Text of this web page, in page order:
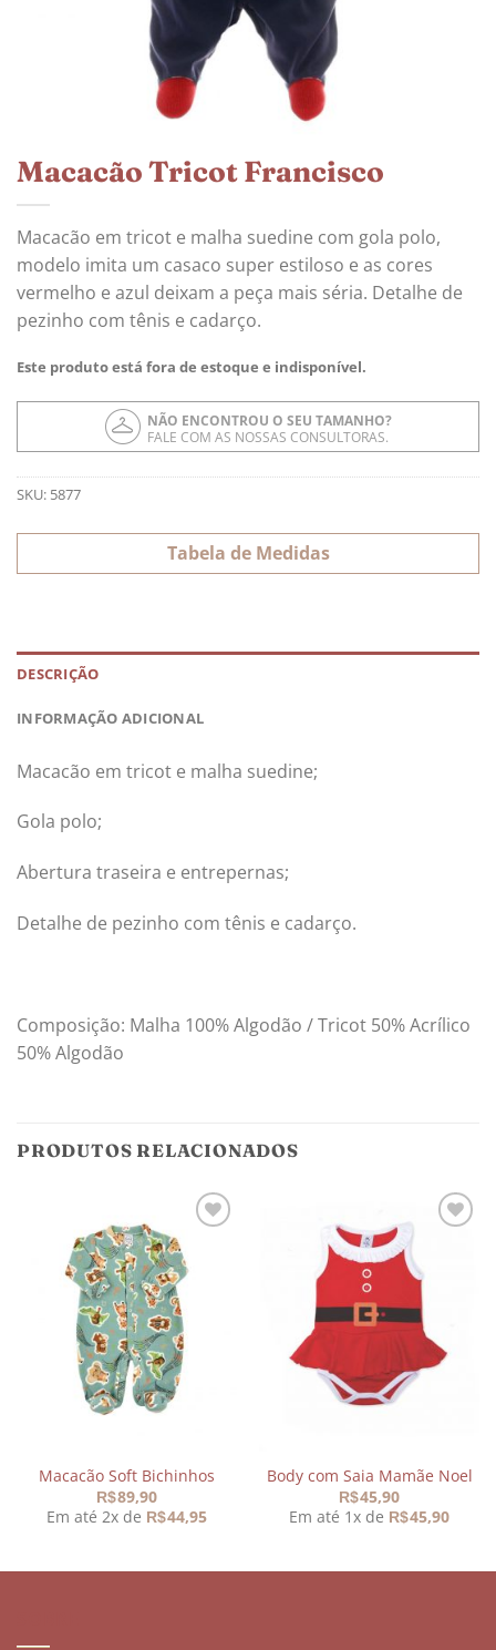
Macacão Tricot Francisco
Macacão em tricot e malha suedine com gola polo,
modelo imita um casaco super estiloso e as cores
vermelho e azul deixam a peça mais séria. Detalhe de
pezinho com tênis e cadarço.
Este produto está fora de estoque e indisponível.
NÃO ENCONTROU O SEU TAMANHO?
FALE COM AS NOSSAS CONSULTORAS.
SKU: 5877
Tabela de Medidas
DESCRIÇÃO
INFORMAÇÃO ADICIONAL
Macacão em tricot e malha suedine;
Gola polo;
Abertura traseira e entrepernas;
Detalhe de pezinho com tênis e cadarço.
Composição: Malha 100% Algodão / Tricot 50% Acrílico
50% Algodão
PRODUTOS RELACIONADOS
Adicionar
meus
desejos
Macacão Soft Bichinhos
R$89,90
Em até 2x de R$44,95
Adicionar
meus
desejos
Body com Saia Mamãe Noel
R$45,90
Em até 1x de R$45,90